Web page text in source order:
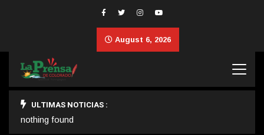
August 6, 2026
ULTIMAS NOTICIAS :
nothing found